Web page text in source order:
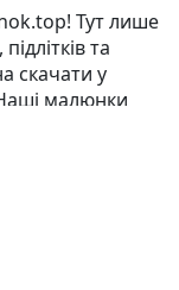
Тут лише
та
скачати у
малюнки